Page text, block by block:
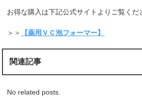
お得な購入は下記公式サイトよりご覧くだ
＞＞ 【薬用ＶＣ泡フォーマー】
関連記事
No related posts.